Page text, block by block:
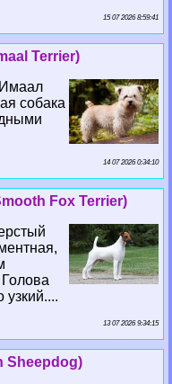
15 07 2026 8:59:41
Terrier)
собака
14 07 2026 0:34:10
Fox Terrier)
узкий....
13 07 2026 9:34:15
Sheepdog)